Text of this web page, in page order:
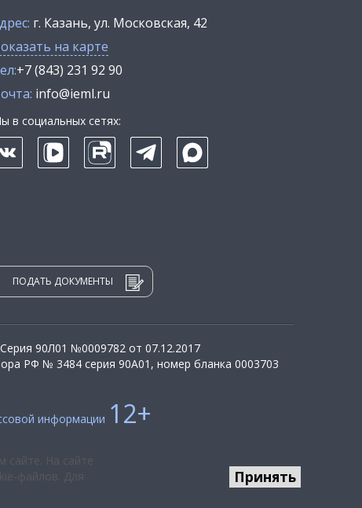
г. Казань, ул. Московская, 42
на карте
+7 (843) 231 92 90
info@ieml.ru
в социальных сетях:
ПОДАТЬ ДОКУМЕНТЫ
90Л01 №0009782 от 07.12.2017
РФ № 3484 серия 90А01, номер бланка 0003703
информации 12+
сайте. На сайте
файлов. Для
Принять